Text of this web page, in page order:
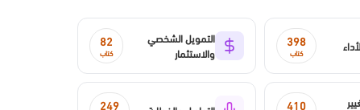
398
كتاب
التمويل الشخصي
والاستثمار
82
كتاب
410
249